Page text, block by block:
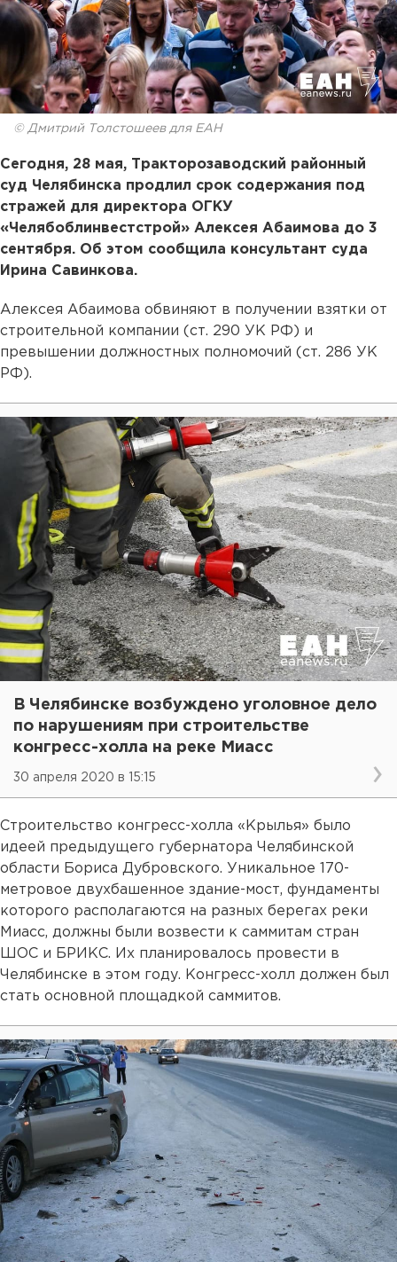
© Дмитрий Толстошеев для ЕАН
Сегодня, 28 мая, Тракторозаводский районный
суд Челябинска продлил срок содержания под
стражей для директора ОГКУ
«Челябоблинвестстрой» Алексея Абаимова до 3
сентября. Об этом сообщила консультант суда
Ирина Савинкова.
Алексея Абаимова обвиняют в получении взятки от
строительной компании (ст. 290 УК РФ) и
превышении должностных полномочий (ст. 286 УК
РФ).
В Челябинске возбуждено уголовное дело
по нарушениям при строительстве
конгресс-холла на реке Миасс
30 апреля 2020 в 15:15
Строительство конгресс-холла «Крылья» было
идеей предыдущего губернатора Челябинской
области Бориса Дубровского. Уникальное 170-
метровое двухбашенное здание-мост, фундаменты
которого располагаются на разных берегах реки
Миасс, должны были возвести к саммитам стран
ШОС и БРИКС. Их планировалось провести в
Челябинске в этом году. Конгресс-холл должен был
стать основной площадкой саммитов.